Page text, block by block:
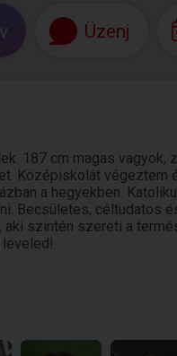
Üzenj
187 cm magas vagyok,
Középiskolát végeztem
a hegyekben.
Becsületes, céltudatos
aki szintén szereti a
leveled!